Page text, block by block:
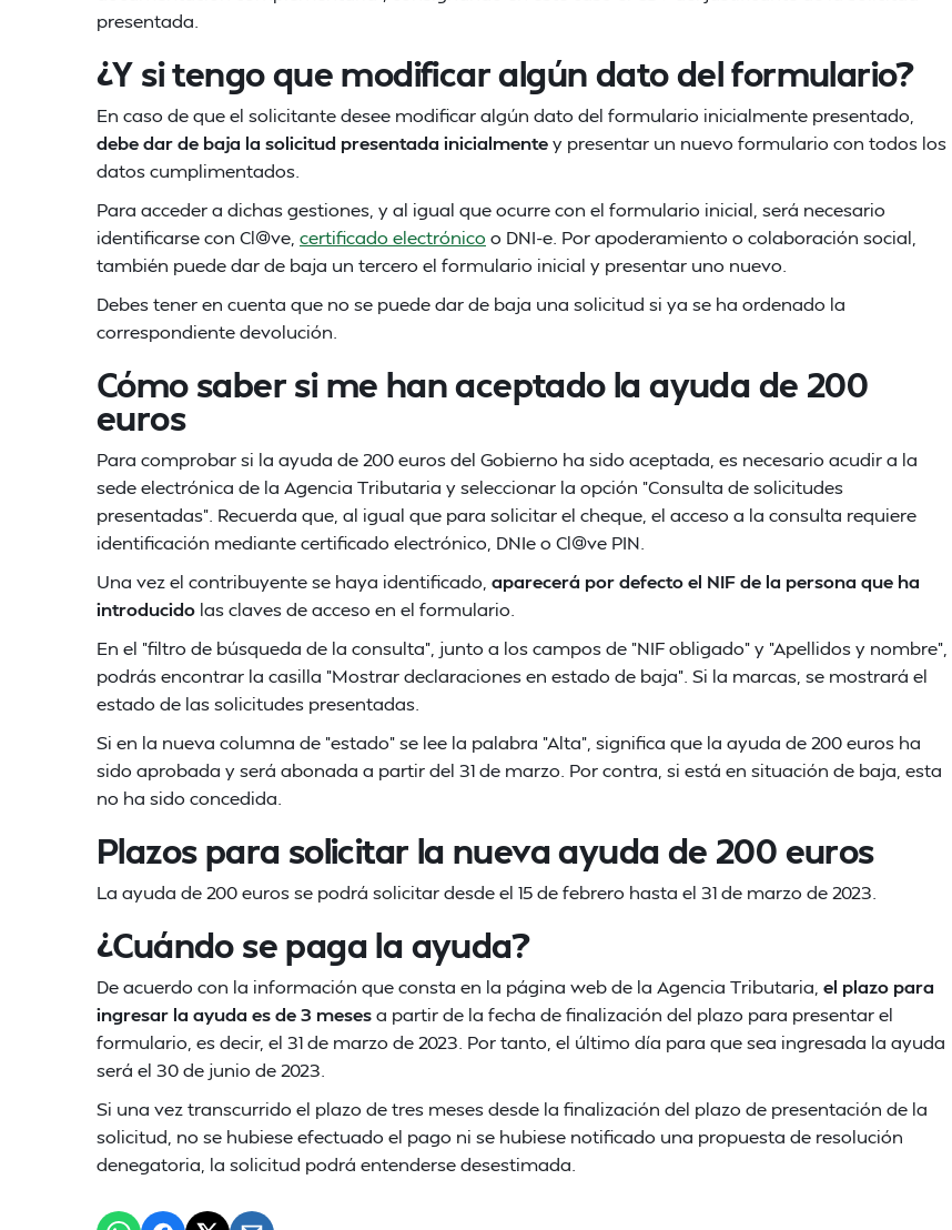
presentada.
¿Y si tengo que modificar algún dato del formulario?
En caso de que el solicitante desee modificar algún dato del formulario inicialmente presentado,
debe dar de baja la solicitud presentada inicialmentey presentar un nuevo formulario con todos los
datos cumplimentados.
Para acceder a dichas gestiones, y al igual que ocurre con el formulario inicial, será necesario
identificarse con Cl@ve, certificado electrónico o DNI-e. Por apoderamiento o colaboración social,
también puede dar de baja un tercero el formulario inicial y presentar uno nuevo.
Debes tener en cuenta que no se puede dar de baja una solicitud si ya se ha ordenado la
correspondiente devolución.
Cómo saber si me han aceptado la ayuda de 200
euros
Para comprobar si la ayuda de 200 euros del Gobierno ha sido aceptada, es necesario acudir a la
sede electrónica de la Agencia Tributaria y seleccionar la opción "Consulta de solicitudes
presentadas". Recuerda que, al igual que para solicitar el cheque, el acceso a la consulta requiere
identificación mediante certificado electrónico, DNIe o Cl@ve PIN.
Una vez el contribuyente se haya identificado, aparecerá por defecto el NIF de la persona que ha
introducido las claves de acceso en el formulario.
En el "filtro de búsqueda de la consulta", junto a los campos de "NIF obligado" y "Apellidos y nombre",
podrás encontrar la casilla "Mostrar declaraciones en estado de baja". Si la marcas, se mostrará el
estado de las solicitudes presentadas.
Si en la nueva columna de "estado" se lee la palabra "Alta", significa que la ayuda de 200 euros ha
sido aprobada y será abonada a partir del 31 de marzo. Por contra, si está en situación de baja, esta
no ha sido concedida.
Plazos para solicitar la nueva ayuda de 200 euros
La ayuda de 200 euros se podrá solicitar desde el 15 de febrero hasta el 31 de marzo de 2023.
¿Cuándo se paga la ayuda?
De acuerdo con la información que consta en la página web de la Agencia Tributaria, el plazo para
ingresar la ayuda es de 3 mesesa partir de la fecha de finalización del plazo para presentar el
formulario, es decir, el 31 de marzo de 2023. Por tanto, el último día para que sea ingresada la ayuda
será el 30 de junio de 2023.
Si una vez transcurrido el plazo de tres meses desde la finalización del plazo de presentación de la
solicitud, no se hubiese efectuado el pago ni se hubiese notificado una propuesta de resolución
denegatoria, la solicitud podrá entenderse desestimada.